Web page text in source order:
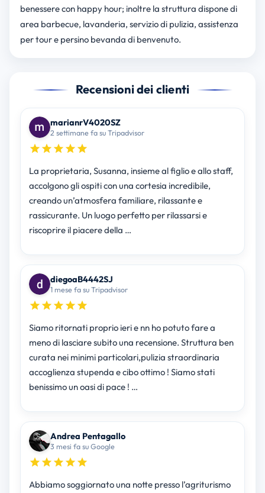
benessere con happy hour; inoltre la struttura dispone di
area barbecue, lavanderia, servizio di pulizia, assistenza
per tour e persino bevanda di benvenuto.
Recensioni dei clienti
marianrV4020SZ
2 settimane fa su Tripadvisor
La proprietaria, Susanna, insieme al figlio e allo staff,
accolgono gli ospiti con una cortesia incredibile,
creando un’atmosfera familiare, rilassante e
rassicurante. Un luogo perfetto per rilassarsi e
riscoprire il piacere della …
diegoaB4442SJ
1 mese fa su Tripadvisor
Siamo ritornati proprio ieri e nn ho potuto fare a
meno di lasciare subito una recensione. Struttura ben
curata nei minimi particolari,pulizia straordinaria
accoglienza stupenda e cibo ottimo ! Siamo stati
benissimo un oasi di pace ! …
Andrea Pentagallo
3 mesi fa su Google
Abbiamo soggiornato una notte presso l’agriturismo